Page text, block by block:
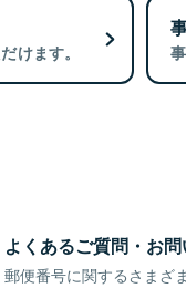
けます。
よくあるご質問・お
郵便番号に関するさまざ